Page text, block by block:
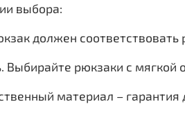
выбора:
должен
Выбирайте рюкзаки с мягкой
материал –